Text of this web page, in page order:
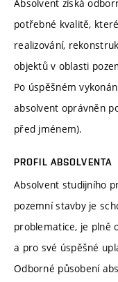
Absolvent získá
potřebné kvalitě,
realizování,
objektů v oblasti
Po úspěšném
absolvent oprávněn
před jménem).
PROFIL ABSOLVENTA
Absolvent studijního
pozemní stavby je
problematice, je plně
a pro své úspěšné
Odborné působení